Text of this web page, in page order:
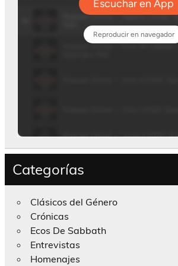
Categorías
Clásicos del Género
Crónicas
Ecos De Sabbath
Entrevistas
Homenajes